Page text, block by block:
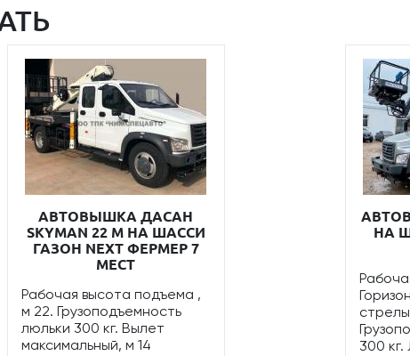
АВТОВЫШКА ДАСАН
SKYMAN 22 М НА ШАССИ
ГАЗОН NEXT ФЕРМЕР 7
МЕСТ
Рабочая высота подъема ,
м 22. Грузоподъемность
люльки 300 кг. Вылет
максимальный, м 14
НА
300